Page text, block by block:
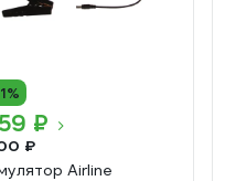
₽
₽
Airline